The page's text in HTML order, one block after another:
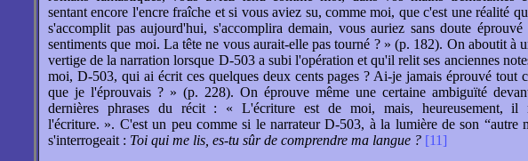
sentant encore l'encre fraîche et si vous aviez su, comme moi, que c'est une réalité
s'accomplit pas aujourd'hui, s'accomplira demain, vous auriez sans doute éprouvé
sentiments que moi. La tête ne vous aurait-elle pas tourné ? » (p. 182). On aboutit à
vertige de la narration lorsque D-503 a subi l'opération et qu'il relit ses anciennes
moi, D-503, qui ai écrit ces quelques deux cents pages ? Ai-je jamais éprouvé tout
que je l'éprouvais ? » (p. 228). On éprouve même une certaine ambiguïté
dernières phrases du récit : « L'écriture est de moi, mais, heureusement,
l'écriture. ». C'est un peu comme si le narrateur D-503, à la lumière de son “autre
s'interrogeait : Toi qui me lis, es-tu sûr de comprendre ma langue ? [11]